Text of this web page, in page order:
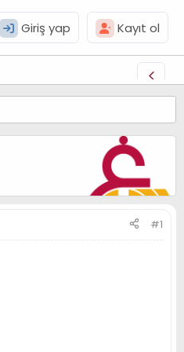
Giriş yap Kayıt ol
#1